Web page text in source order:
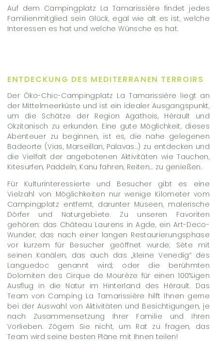
Auf dem Campingplatz La Tamarissière findet jedes
Familienmitglied sein Glück, egal wie alt es ist, welche
Interessen es hat und welche Wünsche es hat.
ENTDECKUNG DES MEDITERRANEN TERROIRS
Der Öko-Chic-Campingplatz La Tamarissière liegt an
der Mittelmeerküste und ist ein idealer Ausgangspunkt,
um die Schätze der Region Agathois, Hérault und
Okzitanisch zu erkunden. Eine gute Möglichkeit, dieses
Abenteuer zu beginnen, ist es, die nahe gelegenen
Badeorte (Vias, Marseillan, Palavas…) zu entdecken und
die Vielfalt der angebotenen Aktivitäten wie Tauchen,
Kitesurfen, Paddeln, Kanu fahren, Reiten… zu genießen.
Für Kulturinteressierte und Besucher gibt es eine
Vielzahl von Möglichkeiten nur wenige Kilometer vom
Campingplatz entfernt, darunter Museen, malerische
Dörfer und Naturgebiete. Zu unseren Favoriten
gehören: das Château Laurens in Agde, ein Art-Deco-
Wunder, das nach einer langen Restaurierungsphase
vor kurzem für Besucher geöffnet wurde; Sète mit
seinen Kanälen, das auch das „kleine Venedig“ des
Languedoc genannt wird; oder die berühmten
Dolomiten des Cirque de Mourèze für einen 100%igen
Ausflug in die Natur im Hinterland des Hérault. Das
Team von Camping La Tamarissière hilft Ihnen gerne
bei der Auswahl von Aktivitäten und Besichtigungen, je
nach Zusammensetzung Ihrer Familie und Ihren
Vorlieben. Zögern Sie nicht, um Rat zu fragen, das
Team wird seine besten Pläne mit Ihnen teilen!